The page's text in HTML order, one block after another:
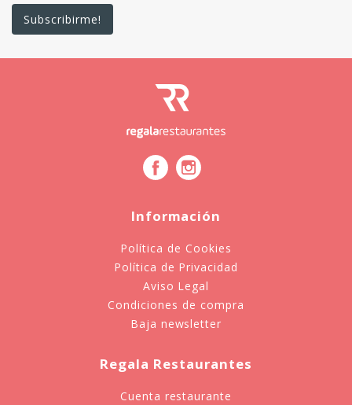
Información
Política de Cookies
Política de Privacidad
Aviso Legal
Condiciones de compra
Baja newsletter
Regala Restaurantes
Cuenta restaurante